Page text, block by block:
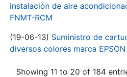
instalación de aire
FNMT-RCM
(19-06-13) Suministro de
diversos colores marca EPSON
Showing 11 to 20 of 184